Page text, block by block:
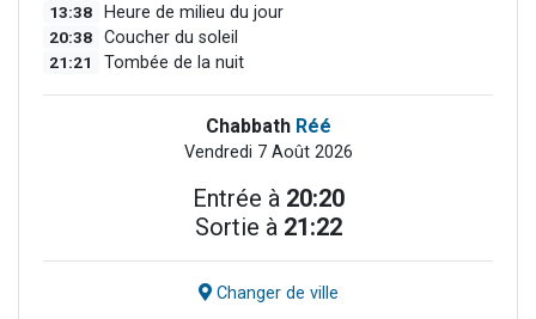
13:38 Heure de milieu du jour
20:38 Coucher du soleil
21:21 Tombée de la nuit
Chabbath Réé
Vendredi 7 Août 2026
Entrée à 20:20
Sortie à 21:22
Changer de ville